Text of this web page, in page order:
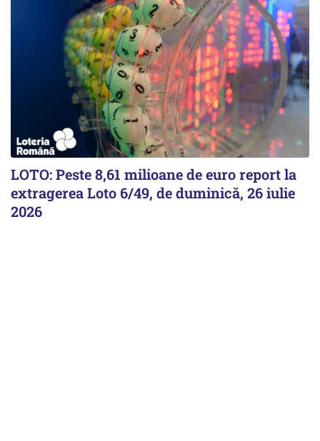
LOTO: Peste 8,61 milioane de euro report la
extragerea Loto 6/49, de duminică, 26 iulie
2026